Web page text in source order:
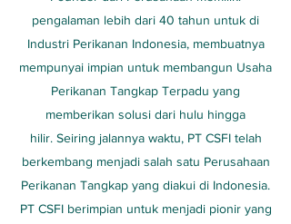
pengalaman lebih dari 40 tahun untuk di
Industri Perikanan Indonesia, membuatnya
mempunyai impian untuk membangun Usaha
Perikanan Tangkap Terpadu yang
memberikan solusi dari hulu hingga
hilir. Seiring jalannya waktu, PT CSFI telah
berkembang menjadi salah satu Perusahaan
Perikanan Tangkap yang diakui di Indonesia.
PT CSFI berimpian untuk menjadi pionir yang